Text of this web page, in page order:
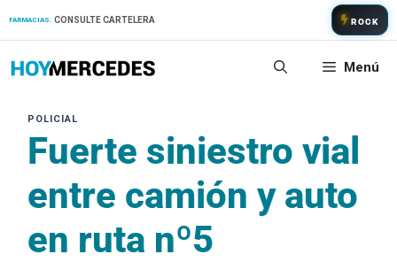
FARMACIAS: CONSULTE CARTELERA ROCK
Menú
Fuerte siniestro vial
entre camión y auto
en ruta nº5